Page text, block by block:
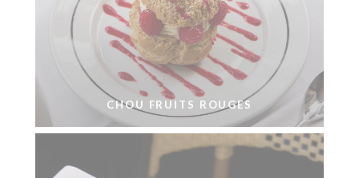
CHOU FRUITS ROUGES